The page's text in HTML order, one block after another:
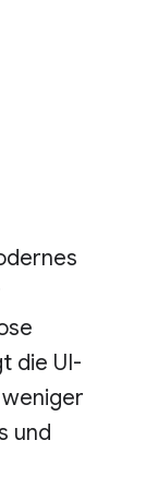
die UI-
und